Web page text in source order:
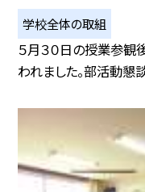
学校全体の取組
５月３０日の授業参
われました。部活動懇